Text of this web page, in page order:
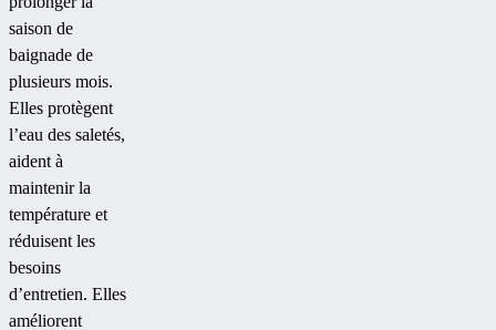
saison de
baignade de
plusieurs mois.
Elles protègent
l’eau des saletés,
aident à
maintenir la
température et
réduisent les
besoins
d’entretien. Elles
améliorent